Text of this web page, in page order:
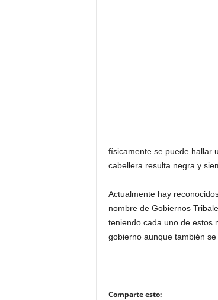
físicamente se puede hallar
cabellera resulta negra y
Actualmente hay
nombre de Gobiernos
teniendo cada uno de estos
gobierno aunque también
Comparte esto: